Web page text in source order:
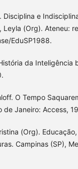
Disciplina e
Leyla (Org). Ateneu:
EduSP1988.
da Inteligência
O Tempo
de Janeiro: Access,
(Org).
Campinas (SP),